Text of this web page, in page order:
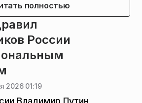
полностью
России
2026 01:19